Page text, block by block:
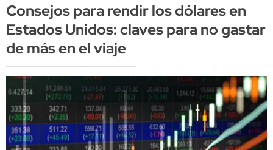
Consejos para rendir los dólares en
Estados Unidos: claves para no gastar
de más en el viaje